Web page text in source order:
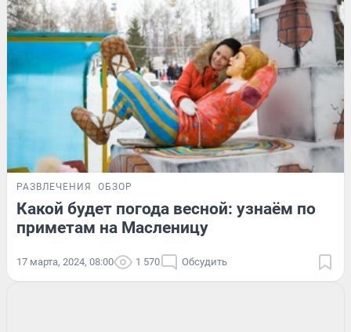
РАЗВЛЕЧЕНИЯ ОБЗОР
Какой будет погода весной: узнаём по
приметам на Масленицу
17 марта, 2024, 08:00 1 570 Обсудить